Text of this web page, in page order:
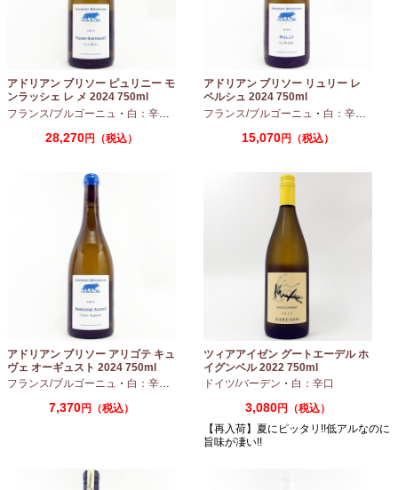
アドリアン ブリソー ピュリニー モ
ンラッシェ レ メ 2024 750ml
フランス/ブルゴーニュ ・ 白：辛口 シャルドネ
28,270円（税込）
アドリアン ブリソー リュリー レ
ペルシュ 2024 750ml
フランス/ブルゴーニュ ・ 白：辛口
15,070円（税込）
アドリアン ブリソー アリゴテ キュ
ヴェ オーギュスト 2024 750ml
フランス/ブルゴーニュ ・ 白：辛口 アリゴテ
7,370円（税込）
ツィアアイゼン グートエーデル ホ
イグンベル 2022 750ml
ドイツ/バーデン ・ 白：辛口
3,080円（税込）
【再入荷】夏にピッタリ!!低アルなのに
旨味が凄い!!